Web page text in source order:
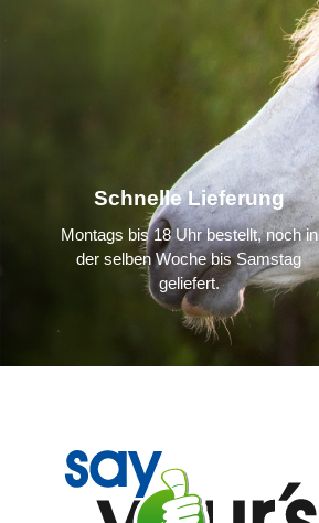
Schnelle Lieferung
Montags bis 18 Uhr bestellt, noch in
der selben Woche bis Samstag
geliefert.